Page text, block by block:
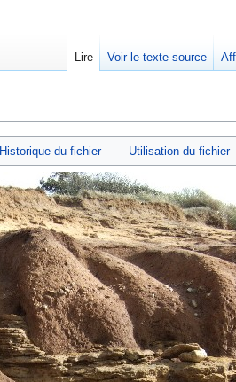
Historique du fichier Utilisation du fichier
Lire Voir le texte source